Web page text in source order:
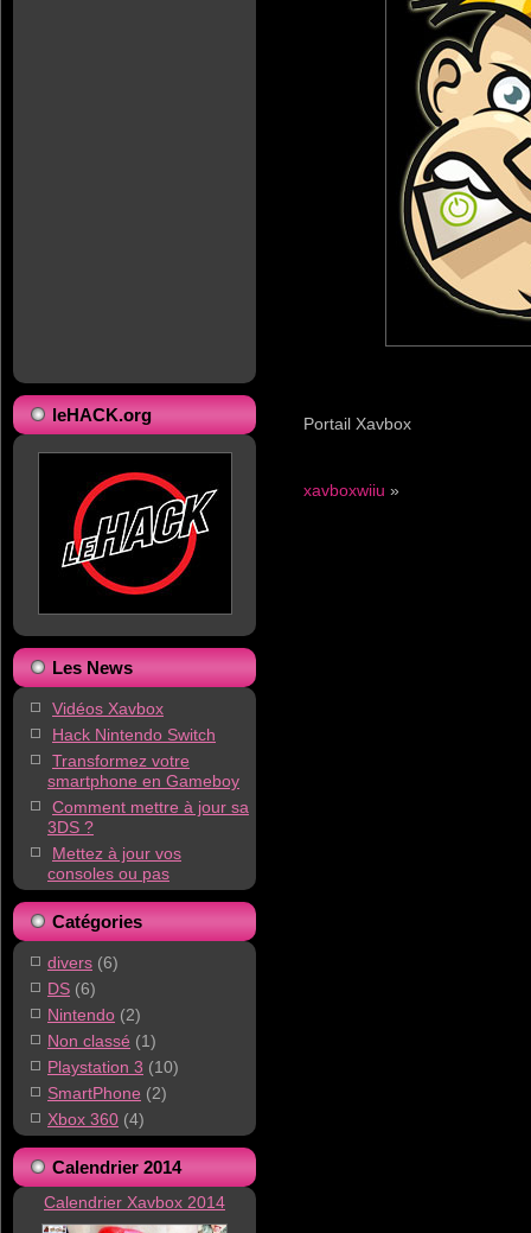
leHACK.org
Les News
Vidéos Xavbox
Hack Nintendo Switch
Transformez votre
smartphone en Gameboy
Comment mettre à jour sa
3DS ?
Mettez à jour vos
consoles ou pas
Catégories
divers (6)
DS (6)
Nintendo (2)
Non classé (1)
Playstation 3 (10)
SmartPhone (2)
Xbox 360 (4)
Calendrier 2014
Calendrier Xavbox 2014
Portail Xavbox
xavboxwiiu »